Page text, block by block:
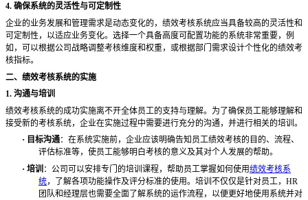
4. 确保系统的灵活性与可定制性
企业的业务发展和管理需求是动态变化的，绩效考核系统应当具备较高的灵活性和
可定制性，以适应业务变化。选择一个具备高度可配置功能的系统非常重要，例
如，可以根据公司战略调整考核维度和权重，或根据部门需求设计个性化的绩效考
核指标。
二、绩效考核系统的实施
1. 沟通与培训
绩效考核系统的成功实施离不开全体员工的支持与理解。为了确保员工能够理解和
接受新的考核系统，企业在实施过程中需要进行充分的沟通，并进行相关的培训。
· 目标沟通：在系统实施前，企业应该明确告知员工绩效考核的目的、流程、
评估标准等，使员工能够明白考核的意义及其对个人发展的帮助。
· 培训 ：公司可以安排专门的培训课程，帮助员工掌握如何使用绩效考核系
统，了解各项功能操作及评分标准的使用。培训不仅仅是针对员工， HR
团队和经理层也需要全面了解系统的运作流程，以便更好地使用系统并对